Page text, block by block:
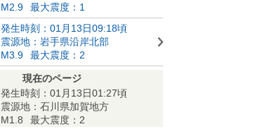
M2.9
最大震度：1
発生時刻：01月13日09:18頃
震源地：岩手県沿岸北部
M3.9
最大震度：2
現在のページ
発生時刻：01月13日01:27頃
震源地：石川県加賀地方
M1.8
最大震度：2